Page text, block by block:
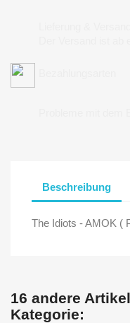
Beschreibung
The Idiots - AMOK (
16 andere
Kategorie: